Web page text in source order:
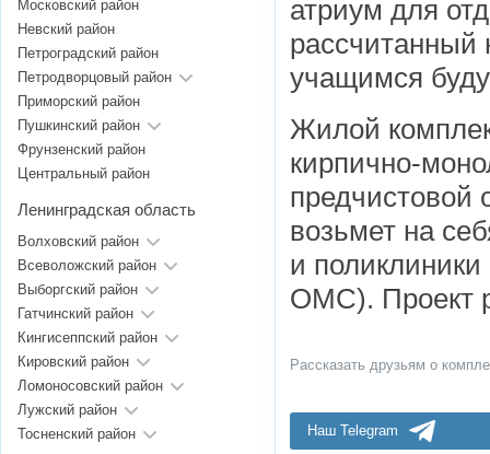
атриум для
рассчитанный
учащимся
Жилой
кирпично-
предчистовой
возьмет на
и
ОМС). Проект
Рассказать друзьям о
Наш Telegram
Московский район
Невский район
Петроградский район
Петродворцовый район
Приморский район
Пушкинский район
Фрунзенский район
Центральный район
Ленинградская область
Волховский район
Всеволожский район
Выборгский район
Гатчинский район
Кингисеппский район
Кировский район
Ломоносовский район
Лужский район
Тосненский район